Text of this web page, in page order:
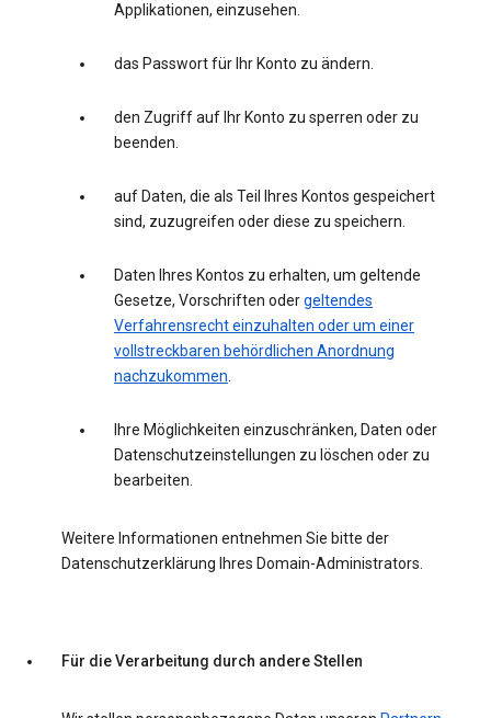
Applikationen, einzusehen.
das Passwort für Ihr Konto zu ändern.
den Zugriff auf Ihr Konto zu sperren oder zu
beenden.
auf Daten, die als Teil Ihres Kontos gespeichert
sind, zuzugreifen oder diese zu speichern.
Daten Ihres Kontos zu erhalten, um geltende
Gesetze, Vorschriften odergeltendes
Verfahrensrecht einzuhalten oder um einer
vollstreckbaren behördlichen Anordnung
nachzukommen.
Ihre Möglichkeiten einzuschränken, Daten oder
Datenschutzeinstellungen zu löschen oder zu
bearbeiten.
Weitere Informationen entnehmen Sie bitte der
Datenschutzerklärung Ihres Domain-Administrators.
Für die Verarbeitung durch andere Stellen